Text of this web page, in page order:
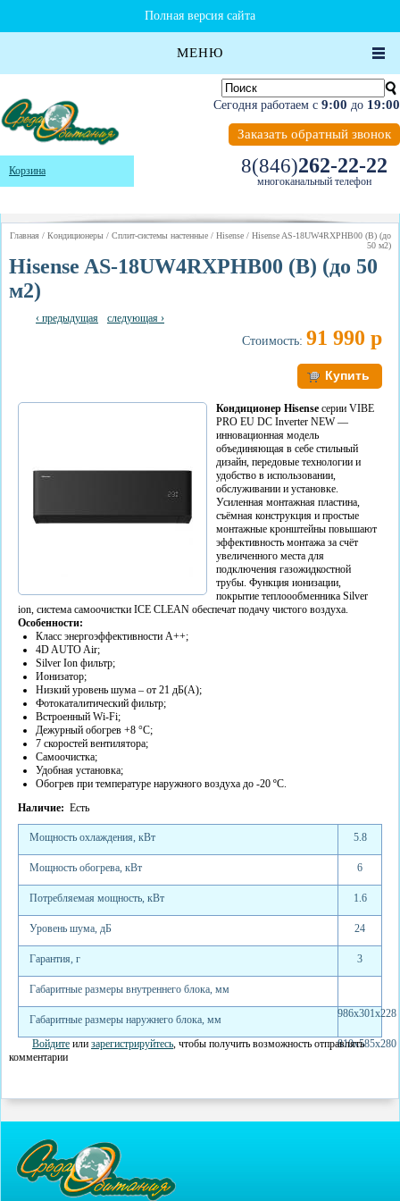
Полная версия сайта
МЕНЮ
Сегодня работаем с 9:00 до 19:00
Заказать обратный звонок
8(846)262-22-22
многоканальный телефон
Корзина
Главная / Кондиционеры / Сплит-системы настенные / Hisense / Hisense AS-18UW4RXPHB00 (B) (до
50 м2)
Hisense AS-18UW4RXPHB00 (B) (до 50
м2)
‹ предыдущая следующая ›
Стоимость: 91 990 р
Кондиционер Hisense серии VIBE
PRO EU DC Inverter NEW —
инновационная модель
объединяющая в себе стильный
дизайн, передовые технологии и
удобство в использовании,
обслуживании и установке.
Усиленная монтажная пластина,
съёмная конструкция и простые
монтажные кронштейны повышают
эффективность монтажа за счёт
увеличенного места для
подключения газожидкостной
трубы. Функция ионизации,
покрытие теплоообменника Silver
ion, система самоочистки ICE CLEAN обеспечат подачу чистого воздуха.
Особенности:
Класс энергоэффективности А++;
4D AUTO Air;
Silver Ion фильтр;
Ионизатор;
Низкий уровень шума – от 21 дБ(А);
Фотокаталитический фильтр;
Встроенный Wi-Fi;
Дежурный обогрев +8 °С;
7 скоростей вентилятора;
Самоочистка;
Удобная установка;
Обогрев при температуре наружного воздуха до -20 ºC.
Наличие: Есть
Мощность охлаждения, кВт 5.8
Мощность обогрева, кВт 6
Потребляемая мощность, кВт 1.6
Уровень шума, дБ 24
Гарантия, г 3
Габаритные размеры внутреннего блока, мм
986x301x228
Габаритные размеры наружнего блока, мм
810x585x280
Войдите или зарегистрируйтесь, чтобы получить возможность отправлять
комментарии